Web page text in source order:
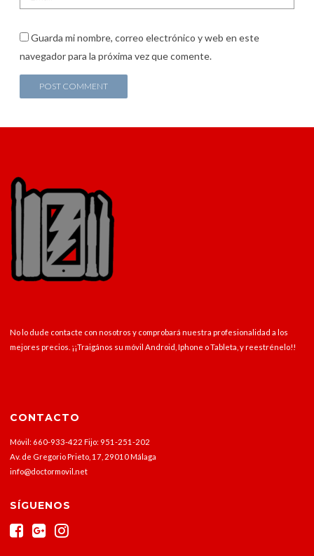
Guarda mi nombre, correo electrónico y web en este
navegador para la próxima vez que comente.
No lo dude contacte con nosotros y comprobará nuestra profesionalidad a los
mejores precios. ¡¡Traigános su móvil Android, Iphone o Tableta, y reestrénelo!!
CONTACTO
Móvil: 660-933-422 Fijo: 951-251-202
Av. de Gregorio Prieto, 17, 29010 Málaga
info@doctormovil.net
SÍGUENOS